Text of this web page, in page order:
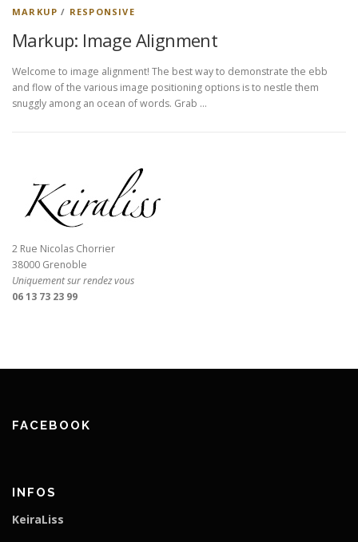
MARKUP / RESPONSIVE
Markup: Image Alignment
Welcome to image alignment! The best way to demonstrate the ebb
and flow of the various image positioning options is to nestle them
snuggly among an ocean of words. Grab …
2 Rue Nicolas Chorrier
38000 Grenoble
Uniquement sur rendez vous
06 13 73 23 99
FACEBOOK
INFOS
KeiraLiss